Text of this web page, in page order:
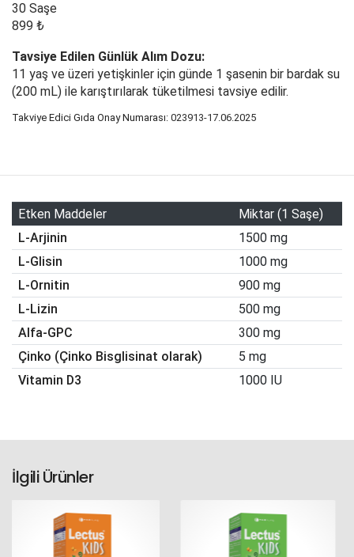
30 Saşe
899 ₺
Tavsiye Edilen Günlük Alım Dozu:
11 yaş ve üzeri yetişkinler için günde 1 şasenin bir bardak su
(200 mL) ile karıştırılarak tüketilmesi tavsiye edilir.
Takviye Edici Gıda Onay Numarası: 023913-17.06.2025
Etken Maddeler
Miktar (1 Saşe)
L-Arjinin
1500 mg
L-Glisin
1000 mg
L-Ornitin
900 mg
L-Lizin
500 mg
Alfa-GPC
300 mg
Çinko (Çinko Bisglisinat olarak)
5 mg
Vitamin D3
1000 IU
İlgili Ürünler